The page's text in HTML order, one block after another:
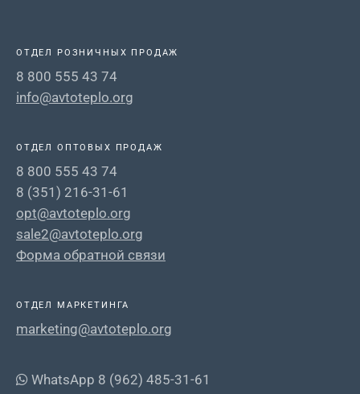
ОТДЕЛ РОЗНИЧНЫХ ПРОДАЖ
8 800 555 43 74
info@avtoteplo.org
ОТДЕЛ ОПТОВЫХ ПРОДАЖ
8 800 555 43 74
8 (351) 216-31-61
opt@avtoteplo.org
sale2@avtoteplo.org
Форма обратной связи
ОТДЕЛ МАРКЕТИНГА
marketing@avtoteplo.org
WhatsApp 8 (962) 485-31-61